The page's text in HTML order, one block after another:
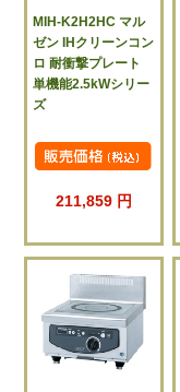
MIH-K2H2HC マル
ゼン IHクリーンコン
ロ 耐衝撃プレート
単機能2.5kWシリー
ズ
211,859 円